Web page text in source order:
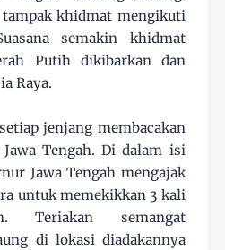
tampak khidmat mengikuti
semakin khidmat
Putih dikibarkan dan
Raya.
jenjang membacakan
Tengah. Di dalam isi
Jawa Tengah mengajak
untuk memekikkan 3 kali
Teriakan semangat
di lokasi diadakannya